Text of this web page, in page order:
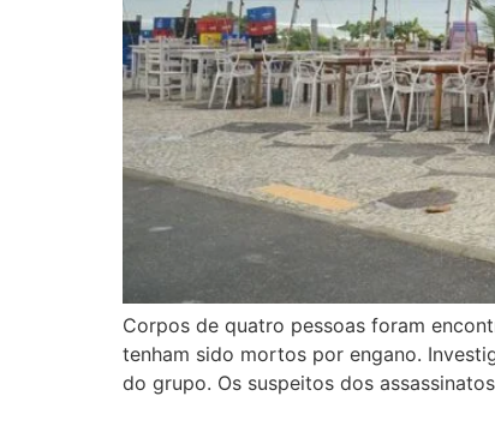
Corpos de quatro pessoas foram
tenham sido mortos por engano.
do grupo. Os suspeitos dos